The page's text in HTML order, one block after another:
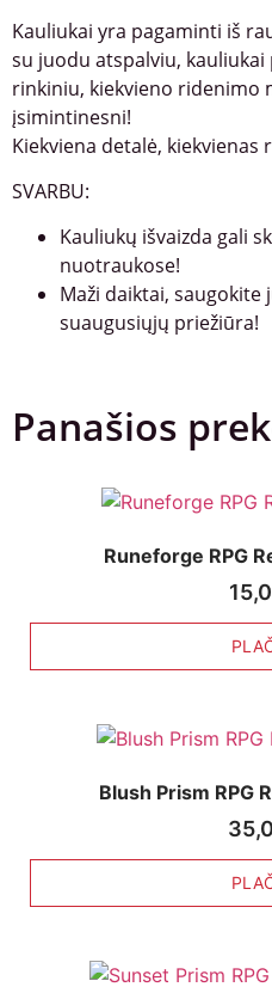
Kauliukai yra pagaminti iš
su juodu atspalviu,
rinkiniu, kiekvieno ridenimo
įsimintinesni!
Kiekviena detalė, kiekvienas
SVARBU:
Kauliukų išvaizda gali
nuotraukose!
Maži daiktai, saugokite
suaugusiųjų priežiūra!
Panašios
Runeforge RPG
Blush Prism RPG